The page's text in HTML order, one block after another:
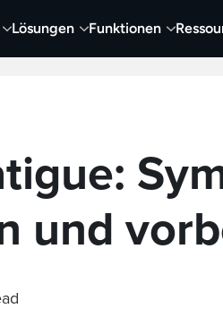
Lösungen Funktionen
Capture und Aufnehmen
und